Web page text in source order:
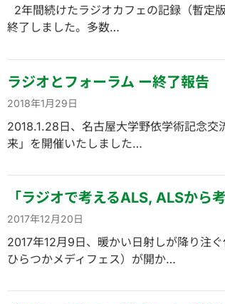
2年間続けたラジオカフェの記録（暫定
終了しました。多数…
ラジオとフォーラム ー終了報告
2018年1月29日
2018.1.28日、名古屋大学野依学術記念
来」を開催いたしました…
「ラジオで考えるALS, ALSから
2017年12月20日
2017年12月9日、暖かい日射しが降り注
ひらつかメディフェス）が開か…